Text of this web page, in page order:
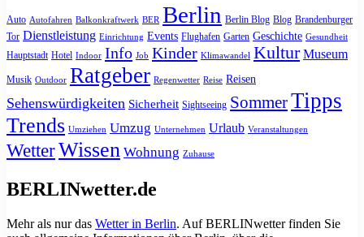
Auto Autofahren Balkonkraftwerk BER Berlin Berlin Blog Blog Brandenburger
Tor Dienstleistung Einrichtung Events Flughafen Garten Geschichte Gesundheit
Hauptstadt Hotel Indoor Info Job Kinder Klimawandel Kultur Museum
Musik Outdoor Ratgeber Regenwetter Reise Reisen
Sehenswürdigkeiten Sicherheit Sightseeing SommerTipps
Trends Umziehen Umzug Unternehmen Urlaub Veranstaltungen
WetterWissen Wohnung Zuhause
BERLINwetter.de
Mehr als nur das Wetter in Berlin. Auf BERLINwetter finden Sie